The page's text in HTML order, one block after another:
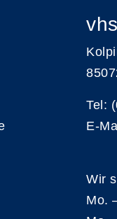
Tel:
E-
Wir
Mo.